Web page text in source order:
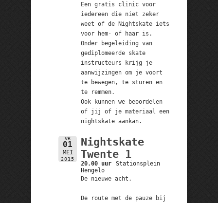
Een gratis clinic voor
iedereen die niet zeker
weet of de Nightskate iets
voor hem- of haar is.
Onder begeleiding van
gediplomeerde skate
instructeurs krijg je
aanwijzingen om je voort
te bewegen, te sturen en
te remmen.
Ook kunnen we beoordelen
of jij of je materiaal een
nightskate aankan.
VR
01
MEI
2015
Nightskate
Twente 1
20.00 uur
Stationsplein
Hengelo
De nieuwe acht.
De route met de pauze bij